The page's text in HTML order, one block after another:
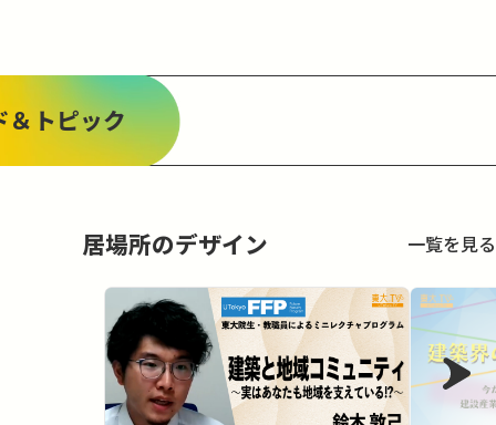
＆トピック
居場所のデザイン 一覧を見る